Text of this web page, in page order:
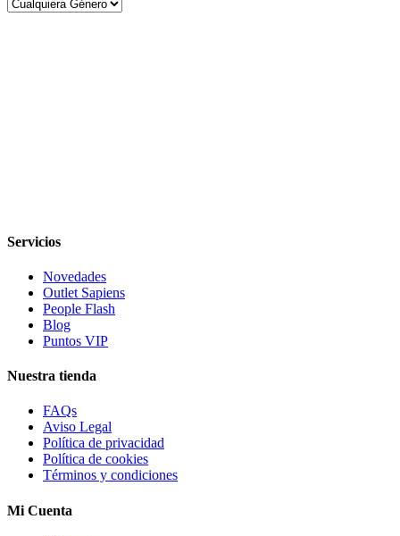
Servicios
Novedades
Outlet Sapiens
People Flash
Blog
Puntos VIP
Nuestra tienda
FAQs
Aviso Legal
Política de privacidad
Política de cookies
Términos y condiciones
Mi Cuenta